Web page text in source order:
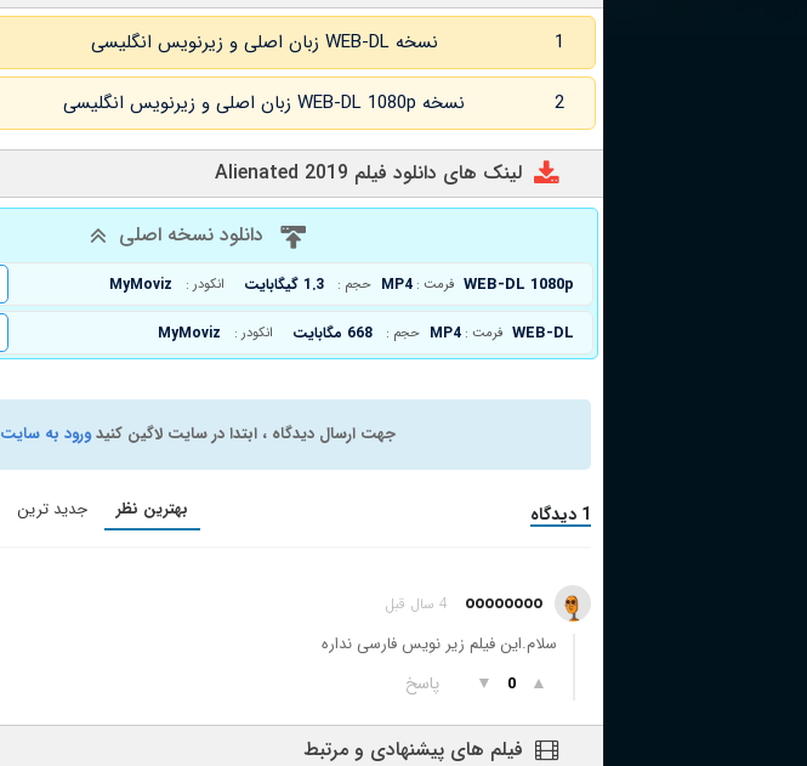
1 نسخه WEB-DL زبان اصلی و زیرنویس انگلیسی
2 نسخه WEB-DL 1080p زبان اصلی و زیرنویس انگلیسی
لینک های دانلود فیلم Alienated 2019
دانلود نسخه اصلی
WEB-DL 1080p فرمت : MP4 حجم : 1.3 گیگابایت انکودر : MyMoviz
WEB-DL فرمت : MP4 حجم : 668 مگابایت انکودر : MyMoviz
جهت ارسال دیدگاه ، ابتدا در سایت لاگین کنیدورود به سایت
1 دیدگاه بهترین نظر جدید ترین
oooooooo 4 سال قبل
سلام.این فیلم زیر نویس فارسی نداره
▲
0
▼ پاسخ
فیلم های پیشنهادی و مرتبط